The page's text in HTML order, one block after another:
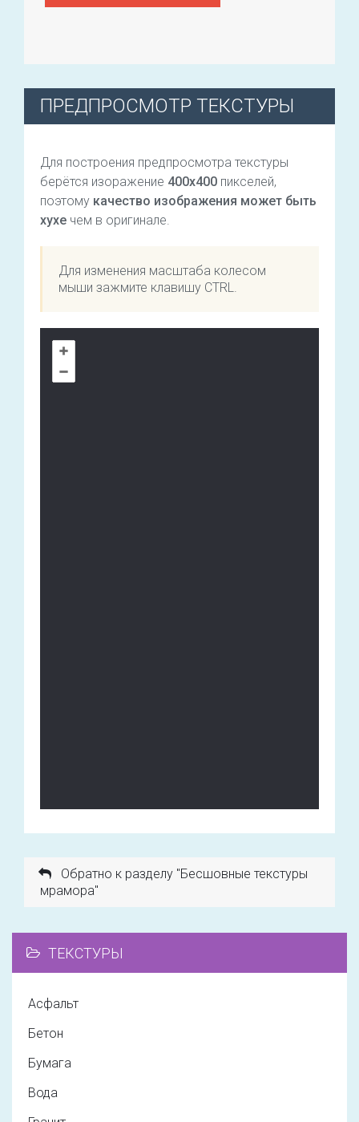
ПРЕДПРОСМОТР ТЕКСТУРЫ
Для построения предпросмотра текстуры
берётся изоражение 400х400 пикселей,
поэтому качество изображения может быть
хухе чем в оригинале.
Для изменения масштаба колесом
мыши зажмите клавишу CTRL.
Обратно к разделу "Бесшовные текстуры
мрамора"
ТЕКСТУРЫ
Асфальт
Бетон
Бумага
Вода